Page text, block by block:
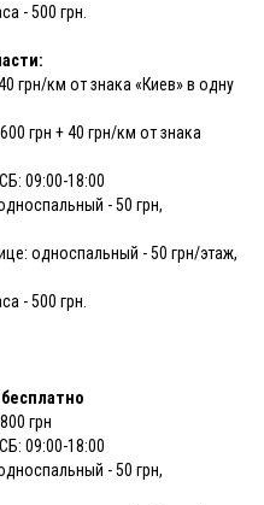
- 500 грн.
грн/км от знака «Киев» в одну
грн + 40 грн/км от знака
09:00-18:00
- 50 грн,
односпальный - 50 грн/этаж,
- 500 грн.
грн
09:00-18:00
- 50 грн,